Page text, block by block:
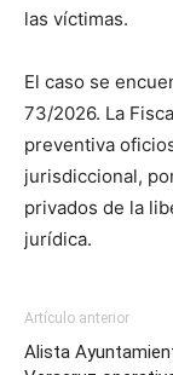
las víctimas.
El caso se
73/2026. La
preventiva
jurisdiccional,
privados de la
jurídica.
Artículo anterior
Alista